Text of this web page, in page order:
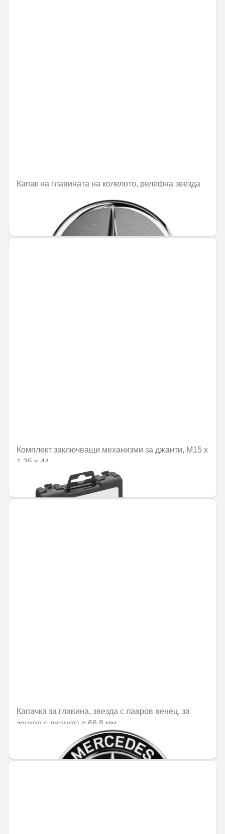
Капак на главината на колелото, релефна звезда
31,51 € / 61,63 лв.
Комплект заключващи механизми за джанти, M15 x
1,25 x 44
110,12 € / 215,38 лв.
Капачка за главина, звезда с лавров венец, за
зенкер с диаметър 66,8 мм
25,21 € / 49,31 лв.